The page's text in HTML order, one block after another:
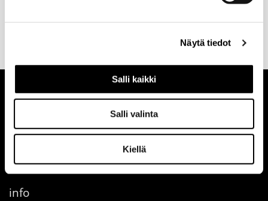
Näytä tiedot
Salli kaikki
Salli valinta
Kiellä
Valitse toimitustapa
30 päivän
Turvallinen
info